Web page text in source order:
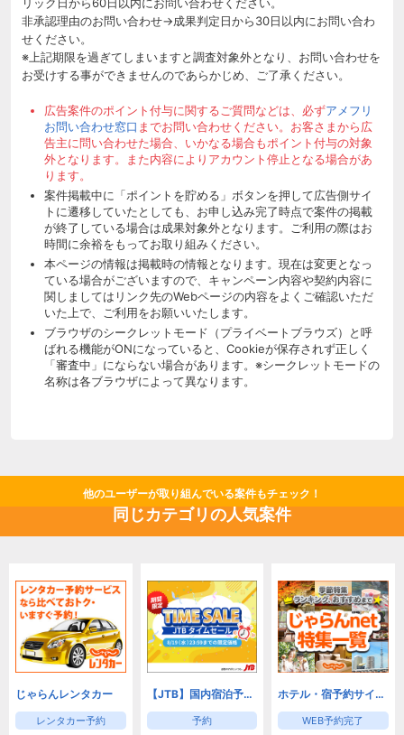
非承認理由のお問い合わせ→成果判定日から30日以内にお問い合わ
せください。
※上記期限を過ぎてしまいますと調査対象外となり、お問い合わせを
お受けする事ができませんのであらかじめ、ご了承ください。
広告案件のポイント付与に関するご質問などは、必ずアメフリ
お問い合わせ窓口 までお問い合わせください。お客さまから広
告主に問い合わせた場合、いかなる場合もポイント付与の対象
外となります。また内容によりアカウント停止となる場合があ
ります。
案件掲載中に「ポイントを貯める」ボタンを押して広告側サイ
トに遷移していたとしても、お申し込み完了時点で案件の掲載
が終了している場合は成果対象外となります。ご利用の際はお
時間に余裕をもってお取り組みください。
本ページの情報は掲載時の情報となります。現在は変更となっ
ている場合がございますので、キャンペーン内容や契約内容に
関しましてはリンク先のWebページの内容をよくご確認いただ
いた上で、ご利用をお願いいたします。
ブラウザのシークレットモード（プライベートブラウズ）と呼
ばれる機能がONになっていると、Cookieが保存されず正しく
「審査中」にならない場合があります。※シークレットモードの
名称は各ブラウザによって異なります。
他のユーザーが取り組んでいる案件もチェック！
同じカテゴリの人気案件
じゃらんレンタカー
レンタカー予約
【JTB】国内宿泊予約(旅館・ホテル)と国内ツアー予約
予約
ホテル・宿予約サイトなら【じゃらんnet】
WEB予約完了